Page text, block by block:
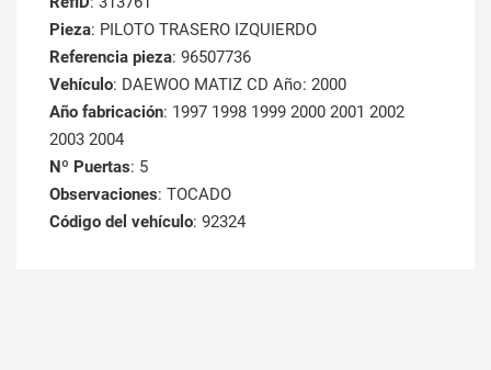
Pieza: PILOTO TRASERO IZQUIERDO
Referencia pieza: 96507736
Vehículo: DAEWOO MATIZ CD Año: 2000
Año fabricación: 1997 1998 1999 2000 2001 2002
2003 2004
Nº Puertas: 5
Observaciones: TOCADO
Código del vehículo: 92324